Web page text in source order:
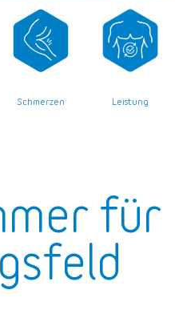
Schmerzen Leistung
für